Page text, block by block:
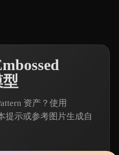
资产？使用
提示或参考图片生成自